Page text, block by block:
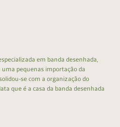
em banda desenhada,
uma pequenas importação da
se com a organização do
que é a casa da banda desenhada